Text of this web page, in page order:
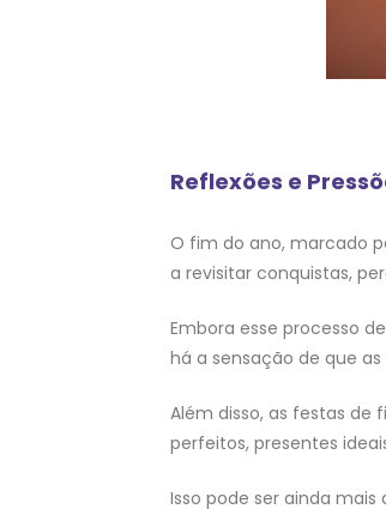
Reflexões e
O fim do ano, marcado
a revisitar conquistas,
Embora esse processo
há a sensação de que
Além disso, as festas de
perfeitos, presentes
Isso pode ser ainda